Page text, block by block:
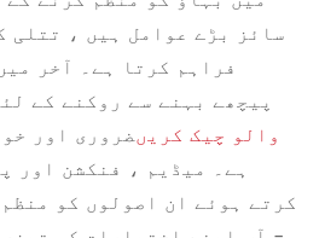
سائز بڑے عوامل ہیں ، تتلی
فراہم کرتا ہے۔ آخر
پیچھے بہنے سے روکنے کے
والو چیک کریںضروری اور
ہے۔ میڈیم ، فنکشن اور
کرتے ہوئے ان اصولوں کو